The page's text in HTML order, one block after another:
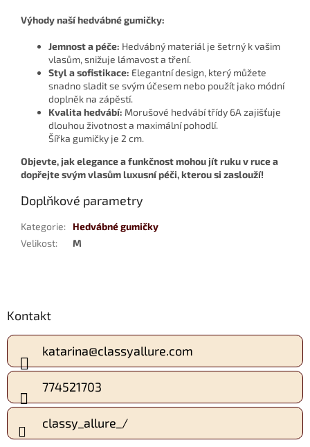
Výhody naší hedvábné gumičky:
Jemnost a péče: Hedvábný materiál je šetrný k vašim
vlasům, snižuje lámavost a tření.
Styl a sofistikace: Elegantní design, který můžete
snadno sladit se svým účesem nebo použít jako módní
doplněk na zápěstí.
Kvalita hedvábí: Morušové hedvábí třídy 6A zajišťuje
dlouhou životnost a maximální pohodlí.
Šířka gumičky je 2 cm.
Objevte, jak elegance a funkčnost mohou jít ruku v ruce a
dopřejte svým vlasům luxusní péči, kterou si zaslouží!
Doplňkové parametry
Kategorie:
Hedvábné gumičky
Velikost: M
á
p
t
í
Kontakt
katarina@classyallure.com
774521703
classy_allure_/